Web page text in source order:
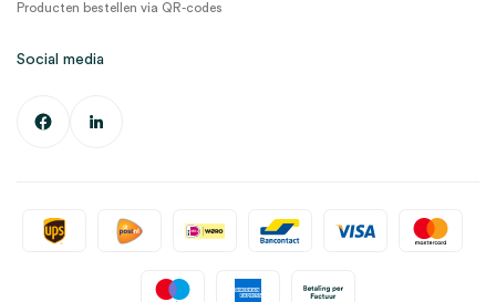
Producten bestellen via QR-codes
Social media